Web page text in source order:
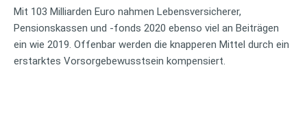
Mit 103 Milliarden Euro nahmen Lebensversicherer,
Pensionskassen und -fonds 2020 ebenso viel an Beiträgen
ein wie 2019. Offenbar werden die knapperen Mittel durch ein
erstarktes Vorsorgebewusstsein kompensiert.